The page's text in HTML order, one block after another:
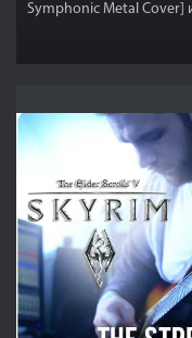
Symphonic Metal Cover]